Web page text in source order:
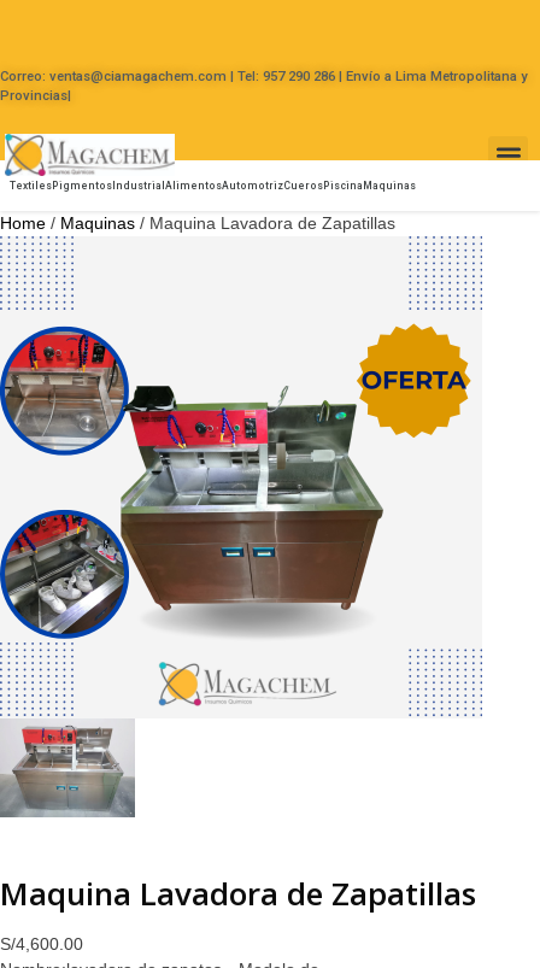
Correo: ventas@ciamagachem.com | Tel: 957 290 286 | Envío a Lima Metropolitana y
Provincias|
Textiles Pigmentos Industrial AlimentosAutomotrizCueros Piscina Maquinas
Home / Maquinas / Maquina Lavadora de Zapatillas
Maquina Lavadora de Zapatillas
S/4,600.00